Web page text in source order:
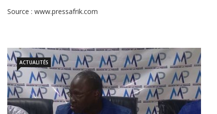
Source : www.pressafrik.com
ACTUALITÉS